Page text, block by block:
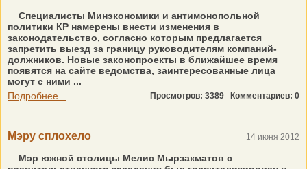
Специалисты Минэкономики и антимонопольной
политики КР намерены внести изменения в
законодательство, согласно которым предлагается
запретить выезд за границу руководителям компаний-
должников. Новые законопроекты в ближайшее время
появятся на сайте ведомства, заинтересованные лица
могут с ними ...
Подробнее...
Просмотров: 3389 Комментариев: 0
Мэру сплохело 14 июня 2012
Мэр южной столицы Мелис Мырзакматов с